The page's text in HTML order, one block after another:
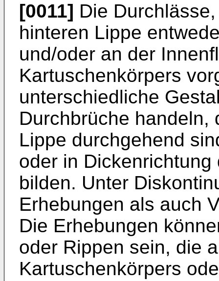
[0011] Die
hinteren Lippe
und/oder an der
Kartuschenkörpers
unterschiedliche
Durchbrüche handeln,
Lippe durchgehend
oder in
bilden. Unter
Erhebungen als auch
Die Erhebungen
oder Rippen sein, die
Kartuschenkörpers